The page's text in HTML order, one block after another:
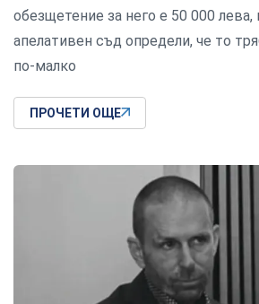
обезщетение за него е 50 000
апелативен съд определи, че то
по-малко
ПРОЧЕТИ ОЩЕ